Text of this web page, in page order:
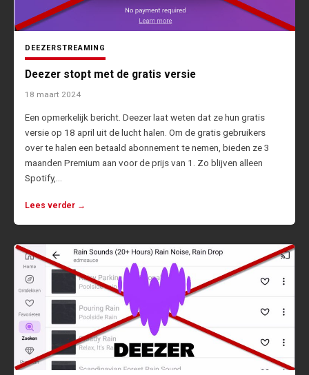
DEEZERSTREAMING
Deezer stopt met de gratis versie
18 maart 2024
Een opmerkelijk bericht. Deezer laat weten dat ze hun gratis
versie op 18 april uit de lucht halen. Om de gratis gebruikers
over te halen een betaald abonnement te nemen, bieden ze 3
maanden Premium aan voor de prijs van 1. Zo blijven alleen
Spotify,…
Lees verder →